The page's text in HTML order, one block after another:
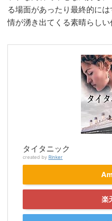
る場面があったり最終的に
情が湧き出てくる素晴らしい
タイタニック
created by Rinker
楽